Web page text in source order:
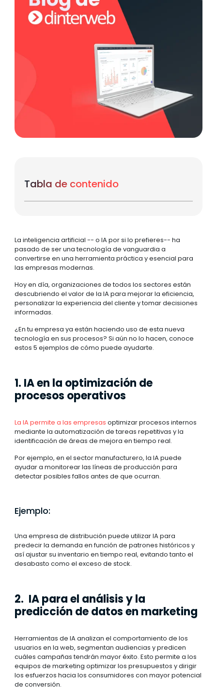
Tabla de contenido
La inteligencia artificial -- o IA por si lo prefieres-- ha
pasado de ser una tecnología de vanguardia a
convertirse en una herramienta práctica y esencial para
las empresas modernas.
Hoy en día, organizaciones de todos los sectores están
descubriendo el valor de la IA para mejorar la eficiencia,
personalizar la experiencia del cliente y tomar decisiones
informadas.
¿En tu empresa ya están haciendo uso de esta nueva
tecnología en sus procesos? Si aún no lo hacen, conoce
estos 5 ejemplos de cómo puede ayudarte.
1. IA en la optimización de
procesos operativos
La IA permite a las empresas optimizar procesos internos
mediante la automatización de tareas repetitivas y la
identificación de áreas de mejora en tiempo real.
Por ejemplo, en el sector manufacturero, la IA puede
ayudar a monitorear las líneas de producción para
detectar posibles fallos antes de que ocurran.
Ejemplo:
Una empresa de distribución puede utilizar IA para
predecir la demanda en función de patrones históricos y
así ajustar su inventario en tiempo real, evitando tanto el
desabasto como el exceso de stock.
2. IA para el análisis y la
predicción de datos en marketing
Herramientas de IA analizan el comportamiento de los
usuarios en la web, segmentan audiencias y predicen
cuáles campañas tendrán mayor éxito. Esto permite a los
equipos de marketing optimizar los presupuestos y dirigir
los esfuerzos hacia los consumidores con mayor potencial
de conversión.